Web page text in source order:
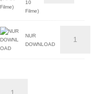
10
Filme)
NUR
DOWNLOAD